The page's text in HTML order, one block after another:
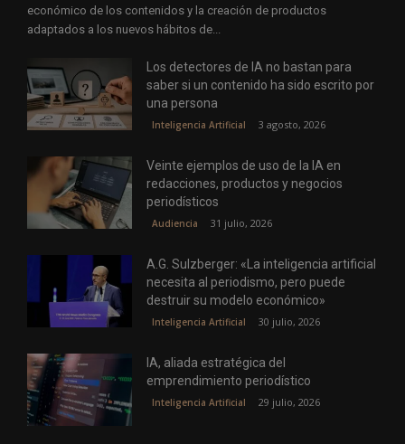
económico de los contenidos y la creación de productos
adaptados a los nuevos hábitos de...
Los detectores de IA no bastan para
saber si un contenido ha sido escrito por
una persona
Inteligencia Artificial 3 agosto, 2026
Veinte ejemplos de uso de la IA en
redacciones, productos y negocios
periodísticos
Audiencia 31 julio, 2026
A.G. Sulzberger: «La inteligencia artificial
necesita al periodismo, pero puede
destruir su modelo económico»
Inteligencia Artificial 30 julio, 2026
IA, aliada estratégica del
emprendimiento periodístico
Inteligencia Artificial 29 julio, 2026